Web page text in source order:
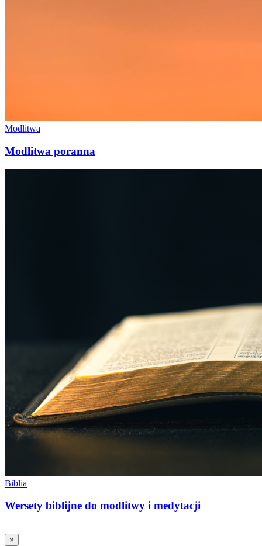
Modlitwa
Modlitwa poranna
Biblia
Wersety biblijne do modlitwy i medytacji
×